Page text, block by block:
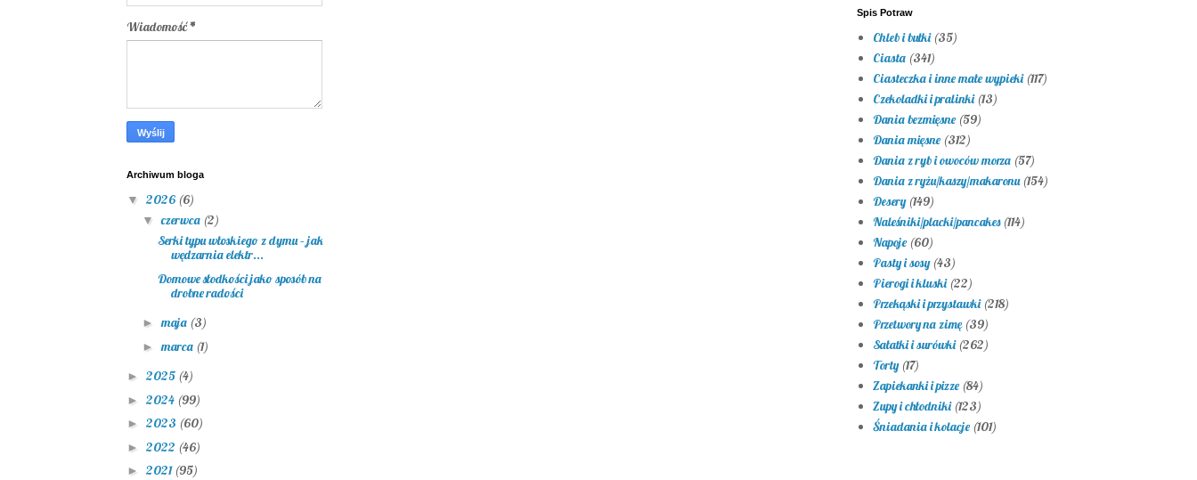
Wiadomość*
Archiwum bloga
▼ 2026 (6)
▼czerwca (2)
Serki typu włoskiego z dymu – jak
wędzarnia elektr...
Domowe słodkości jako sposób na
drobne radości
►maja (3)
► marca (1)
► 2025 (4)
► 2024 (99)
► 2023 (60)
► 2022 (46)
► 2021 (95)
Spis Potraw
Chleb i bułki (35)
Ciasta (341)
Ciasteczka i inne małe wypieki (117)
Czekoladki i pralinki (13)
Dania bezmięsne (59)
Dania mięsne (312)
Dania z ryb i owoców morza (57)
Dania z ryżu/kaszy/makaronu (154)
Desery (149)
Naleśniki/placki/pancakes (114)
Napoje (60)
Pasty i sosy (43)
Pierogi i kluski (22)
Przekąski i przystawki (218)
Przetwory na zimę (39)
Sałatki i surówki (262)
Torty (17)
Zapiekanki i pizze (84)
Zupy i chłodniki (123)
Śniadania i kolacje (101)